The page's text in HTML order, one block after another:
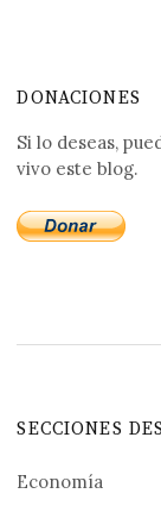
DONACIONES
Si lo deseas,
vivo este blog.
SECCIONES
Economía